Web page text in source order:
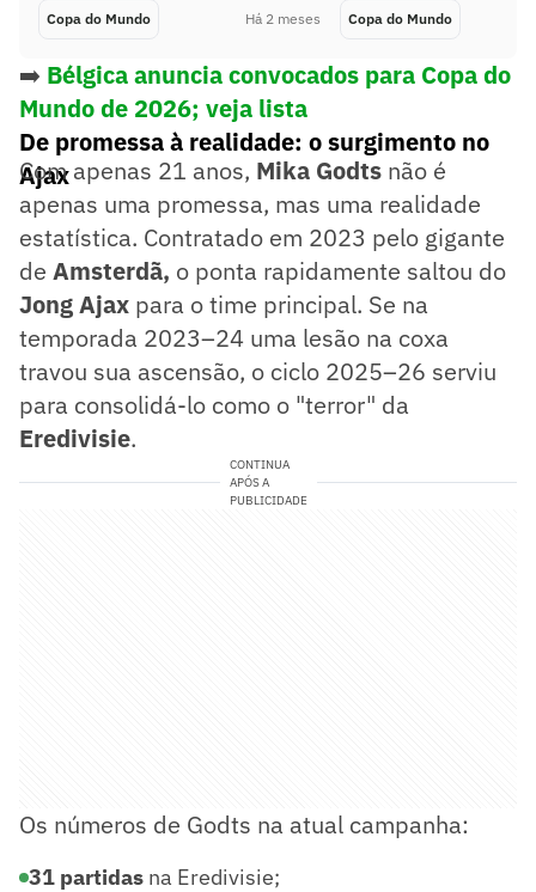
Copa do Mundo Há 2 meses Copa do Mundo
➡️ Bélgica anuncia convocados para Copa do
Mundo de 2026; veja lista
De promessa à realidade: o surgimento no
Ajax
Com apenas 21 anos, Mika Godts não é
apenas uma promessa, mas uma realidade
estatística. Contratado em 2023 pelo gigante
de Amsterdã, o ponta rapidamente saltou do
Jong Ajax para o time principal. Se na
temporada 2023–24 uma lesão na coxa
travou sua ascensão, o ciclo 2025–26 serviu
para consolidá-lo como o "terror" da
Eredivisie.
CONTINUA
APÓS A
PUBLICIDADE
Os números de Godts na atual campanha:
31 partidas na Eredivisie;